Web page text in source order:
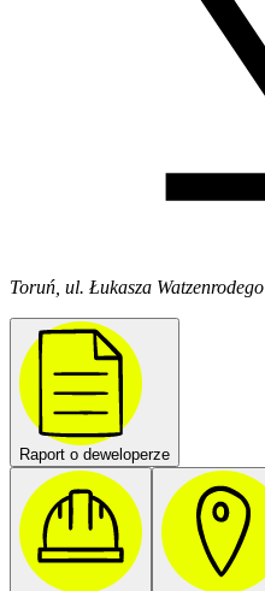
Toruń, ul. Łukasza Watzenrodego
Raport o deweloperze